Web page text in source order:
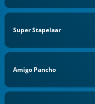
Super Stapelaar
Amigo Pancho